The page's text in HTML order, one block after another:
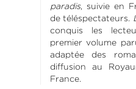
paradis, suivie en
de téléspectateurs.
conquis les
premier volume
adaptée des
diffusion au
France.